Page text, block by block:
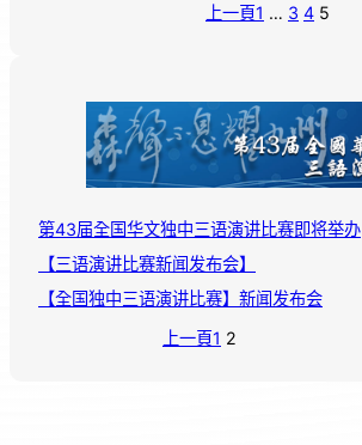
上一頁1 … 3 4 5
第43届全国华文独中三语演讲比赛即将举办
【三语演讲比赛新闻发布会】
【全国独中三语演讲比赛】新闻发布会
上一頁1 2